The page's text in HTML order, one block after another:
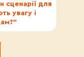
сценарії для
увагу і